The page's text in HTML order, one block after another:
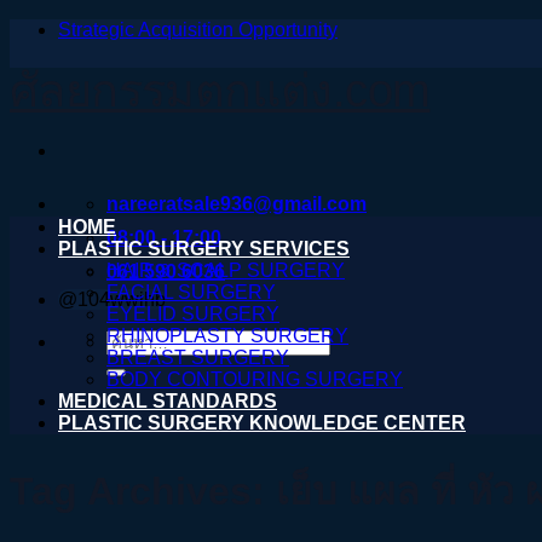
ข้าม
Strategic Acquisition Opportunity
nareeratsale936@gmail.com
08:00 - 17:00
061 590 6036
@104wwihb
ค้นหา:
HOME
PLASTIC SURGERY SERVICES
HAIR & SCALP SURGERY
FACIAL SURGERY
EYELID SURGERY
RHINOPLASTY SURGERY
BREAST SURGERY
BODY CONTOURING SURGERY
MEDICAL STANDARDS
PLASTIC SURGERY KNOWLEDGE CENTER